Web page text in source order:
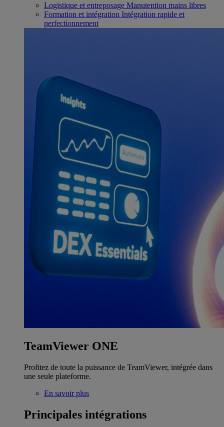
Logistique et entreposage Manutention mains libres
Formation et intégration Intégration rapide et
perfectionnement
TeamViewer ONE
Profitez de toute la puissance de TeamViewer, intégrée dans
une seule plateforme.
En savoir plus
Principales intégrations